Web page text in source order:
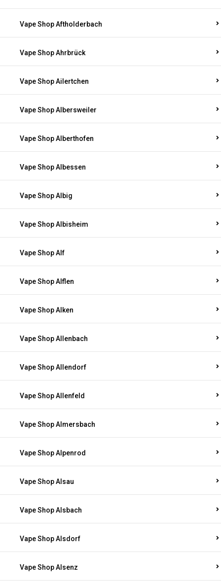
Vape Shop Aftholderbach
Vape Shop Ahrbrück
Vape Shop Ailertchen
Vape Shop Albersweiler
Vape Shop Alberthofen
Vape Shop Albessen
Vape Shop Albig
Vape Shop Albisheim
Vape Shop Alf
Vape Shop Alflen
Vape Shop Alken
Vape Shop Allenbach
Vape Shop Allendorf
Vape Shop Allenfeld
Vape Shop Almersbach
Vape Shop Alpenrod
Vape Shop Alsau
Vape Shop Alsbach
Vape Shop Alsdorf
Vape Shop Alsenz